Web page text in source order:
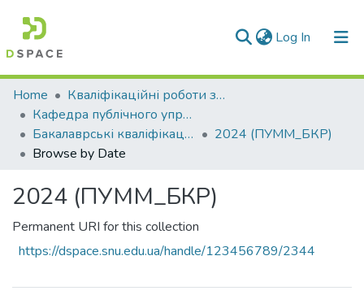
Log In (current)
Communities & Collections
All of DSpace
Home
Кваліфікаційні роботи здобувачів вищої освіти
Кафедра публічного управління, менеджменту та маркетингу (ПУММ)
Бакалаврські кваліфікаційні роботи
2024 (ПУММ_БКР)
Browse by Date
2024 (ПУММ_БКР)
Permanent URI for this collection
https://dspace.snu.edu.ua/handle/123456789/2344